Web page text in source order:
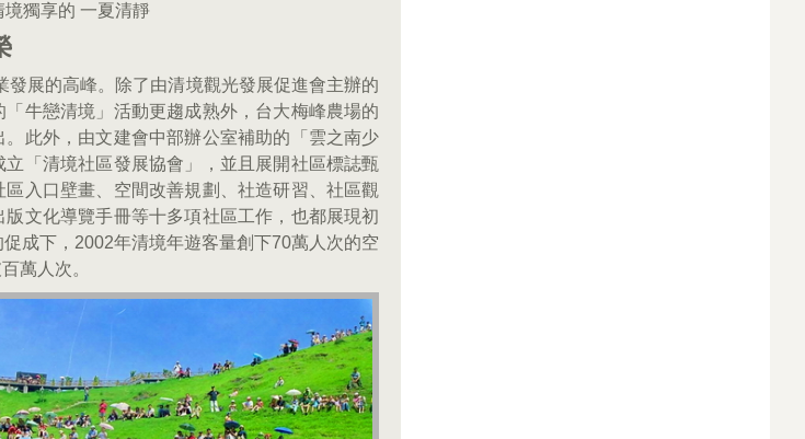
境獨享的 一夏清靜
發展的高峰。除了由清境觀光發展促進會主辦的
「牛戀清境」活動更趨成熟外，台大梅峰農場的
。此外，由文建會中部辦公室補助的「雲之南少
「清境社區發展協會」，並且展開社區標誌甄
入口壁畫、空間改善規劃、社造研習、社區觀
文化導覽手冊等十多項社區工作，也都展現初
成下，2002年清境年遊客量創下70萬人次的空
萬人次。